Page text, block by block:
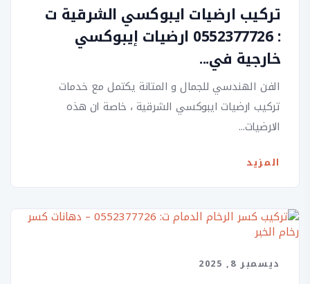
تركيب ارضيات ايبوكسي الشرقية ت
: 0552377726 ارضيات إيبوكسي
خارجية في...
الفن الهندسي للجمال و المتانة يكتمل مع خدمات
تركيب ارضيات ايبوكسي الشرقية ، خاصة ان هذه
الارضيات...
المزيد
ديسمبر 8, 2025